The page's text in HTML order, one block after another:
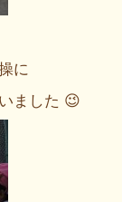
に
ました 😉